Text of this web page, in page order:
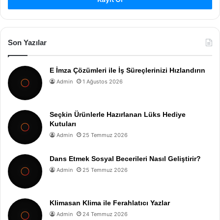
Son Yazılar
E İmza Çözümleri ile İş Süreçlerinizi Hızlandırın
Admin 1 Ağustos 2026
Seçkin Ürünlerle Hazırlanan Lüks Hediye
Kutuları
Admin 25 Temmuz 2026
Dans Etmek Sosyal Becerileri Nasıl Geliştirir?
Admin 25 Temmuz 2026
Klimasan Klima ile Ferahlatıcı Yazlar
Admin 24 Temmuz 2026